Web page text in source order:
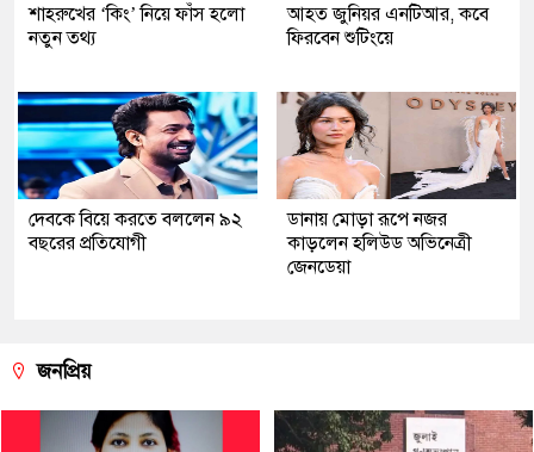
শাহরুখের ‘কিং’ নিয়ে ফাঁস হলো
নতুন তথ্য
আহত জুনিয়র এনটিআর, কবে
ফিরবেন শুটিংয়ে
দেবকে বিয়ে করতে বললেন ৯২
বছরের প্রতিযোগী
ডানায় মোড়া রূপে নজর
কাড়লেন হলিউড অভিনেত্রী
জেনডেয়া
জনপ্রিয়